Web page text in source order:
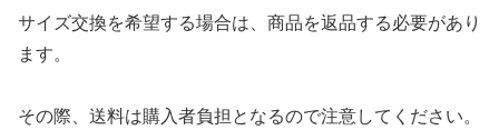
サイズ交換を希望する場合は、商品を返品する必要があり
ます。
その際、送料は購入者負担となるので注意してください。